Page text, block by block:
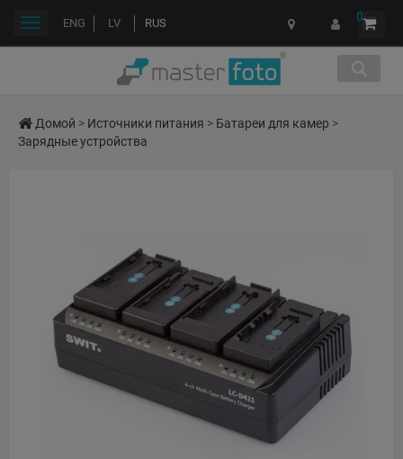
ENG LV RUS 0
Переключить
Домой > Источники питания > Батареи для камер >
Зарядные устройства